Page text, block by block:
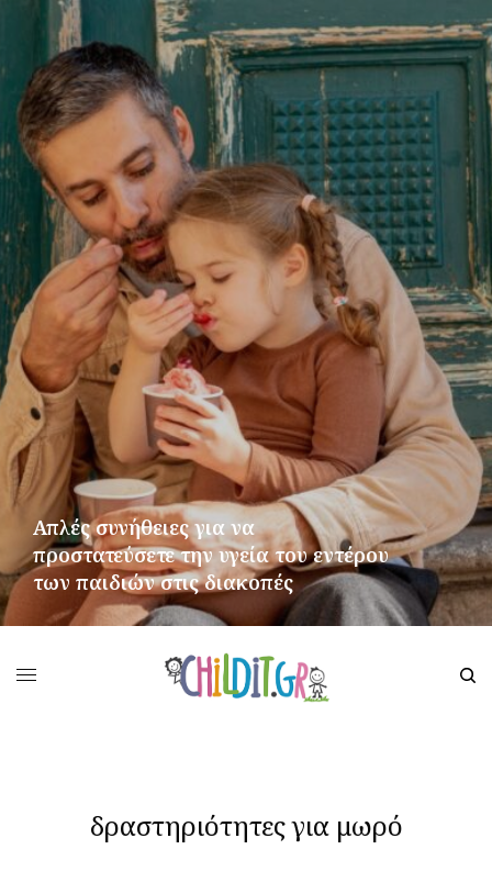
Απλές συνήθειες για να
προστατεύσετε την υγεία του εντέρου
των παιδιών στις διακοπές
δραστηριότητες για μωρό